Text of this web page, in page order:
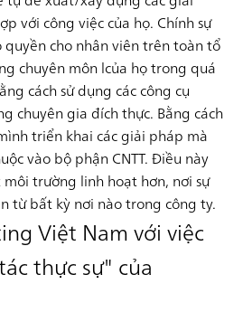
với công việc của họ. Chính sự
cho nhân viên trên toàn tổ
chuyên môn lcủa họ trong quá
cách sử dụng các công cụ
chuyên gia đích thực. Bằng cách
triển khai các giải pháp mà
vào bộ phận CNTT. Điều này
trường linh hoạt hơn, nơi sự
từ bất kỳ nơi nào trong công ty.
Việt Nam với việc
thực sự" của